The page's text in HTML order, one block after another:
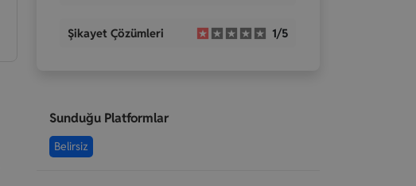
Şikayet Çözümleri 1/5
Sunduğu Platformlar
Belirsiz